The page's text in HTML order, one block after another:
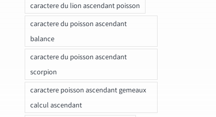
caractere du lion ascendant poisson
caractere du poisson ascendant
balance
caractere du poisson ascendant
scorpion
caractere poisson ascendant gemeaux
calcul ascendant